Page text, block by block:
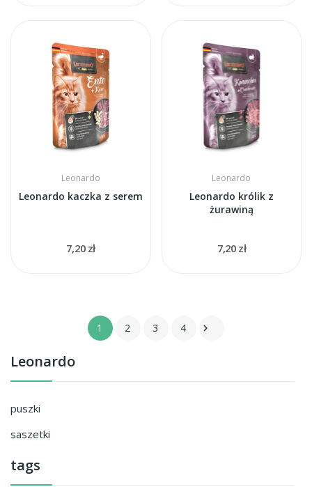
Leonardo
puszki
saszetki
tags
Leonardo
Leonardo kaczka z serem
7,20 zł
Leonardo
Leonardo królik z
żurawiną
7,20 zł
1 2 3 4 